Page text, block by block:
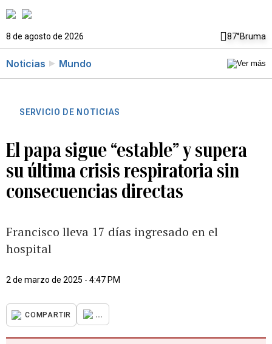
8 de agosto de 2026 87°Bruma
Noticias Mundo
SERVICIO DE NOTICIAS
El papa sigue “estable” y supera
su última crisis respiratoria sin
consecuencias directas
Francisco lleva 17 días ingresado en el
hospital
2 de marzo de 2025 - 4:47 PM
COMPARTIR ...